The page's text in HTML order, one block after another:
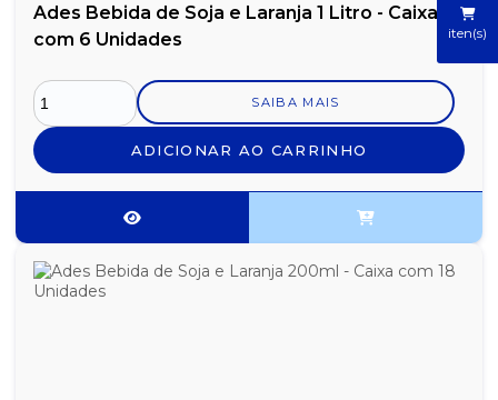
iten(s)
Ades Bebida de Soja e Laranja 1 Litro - Caixa
com 6 Unidades
SAIBA MAIS
ADICIONAR AO CARRINHO